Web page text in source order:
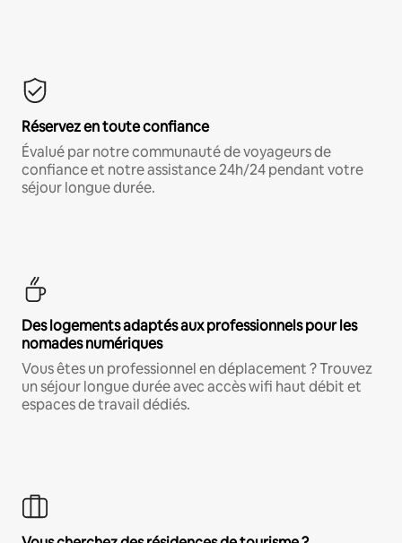
Réservez en toute confiance
Évalué par notre communauté de voyageurs de
confiance et notre assistance 24h/24 pendant votre
séjour longue durée.
Des logements adaptés aux professionnels pour les
nomades numériques
Vous êtes un professionnel en déplacement ? Trouvez
un séjour longue durée avec accès wifi haut débit et
espaces de travail dédiés.